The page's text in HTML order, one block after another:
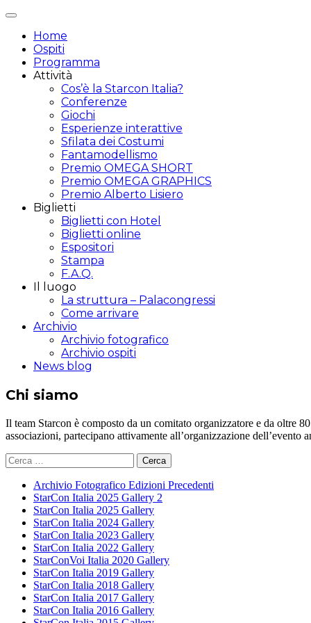
Attiva/disattiva
navigazione
Home
Ospiti
Programma
Attività
Cos’è la Starcon Italia?
Conferenze
Giochi
Esperienze interattive
Sfilata dei Costumi
Fantamodellismo
Premio OMEGA SHORT
Premio OMEGA GRAPHICS
Premio Alberto Lisiero
Biglietti
Biglietti con Hotel
Biglietti online
Espositori
Stampa
F.A.Q.
Il luogo
La struttura – Palacongressi
Come arrivare
Archivio
Archivio fotografico
Archivio ospiti
News blog
Chi siamo
Il team Starcon è composto da un comitato organizzatore e da oltre
associazioni, partecipano attivamente all’organizzazione
Ricerca
per:
Archivio Fotografico Edizioni Precedenti
StarCon Italia 2025 Gallery 2
StarCon Italia 2025 Gallery
StarCon Italia 2024 Gallery
StarCon Italia 2023 Gallery
StarCon Italia 2022 Gallery
StarConVoi Italia 2020 Gallery
StarCon Italia 2019 Gallery
StarCon Italia 2018 Gallery
StarCon Italia 2017 Gallery
StarCon Italia 2016 Gallery